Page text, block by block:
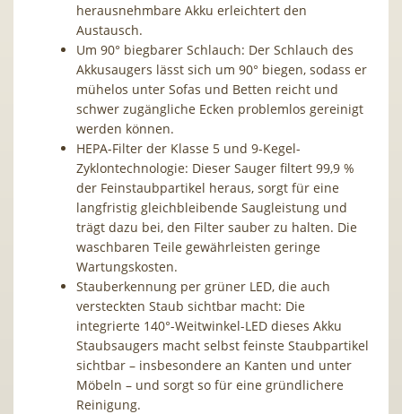
herausnehmbare Akku erleichtert den
Austausch.
Um 90° biegbarer Schlauch: Der Schlauch des
Akkusaugers lässt sich um 90° biegen, sodass er
mühelos unter Sofas und Betten reicht und
schwer zugängliche Ecken problemlos gereinigt
werden können.
HEPA-Filter der Klasse 5 und 9-Kegel-
Zyklontechnologie: Dieser Sauger filtert 99,9 %
der Feinstaubpartikel heraus, sorgt für eine
langfristig gleichbleibende Saugleistung und
trägt dazu bei, den Filter sauber zu halten. Die
waschbaren Teile gewährleisten geringe
Wartungskosten.
Stauberkennung per grüner LED, die auch
versteckten Staub sichtbar macht: Die
integrierte 140°-Weitwinkel-LED dieses Akku
Staubsaugers macht selbst feinste Staubpartikel
sichtbar – insbesondere an Kanten und unter
Möbeln – und sorgt so für eine gründlichere
Reinigung.